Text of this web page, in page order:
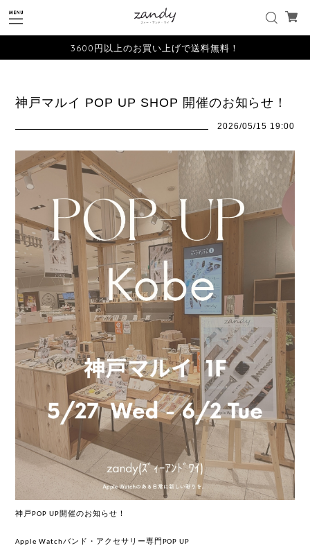
3600円以上のお買い上げで送料無料！
神戸マルイ POP UP SHOP 開催のお知らせ！
2026/05/15 19:00
神戸POP UP開催のお知らせ！
Apple Watchバンド・アクセサリー専門 POP UP